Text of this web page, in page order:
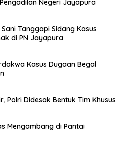
Negeri Jayapura
Tanggapi Sidang Kasus
di PN Jayapura
Kasus Dugaan Begal
Polri Didesak Bentuk Tim Khusus
Mengambang di Pantai